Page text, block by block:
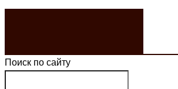
Поиск по сайту